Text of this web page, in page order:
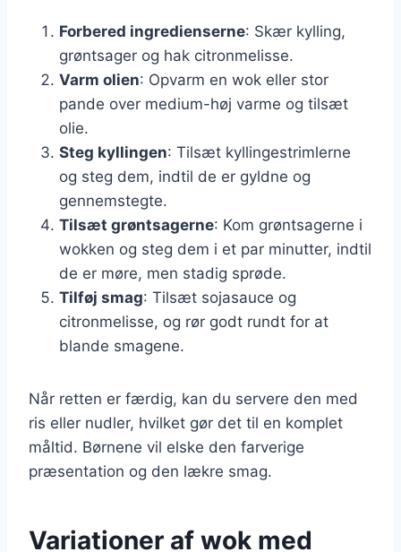
Forbered ingredienserne: Skær kylling,
grøntsager og hak citronmelisse.
Varm olien: Opvarm en wok eller stor
pande over medium-høj varme og tilsæt
olie.
Steg kyllingen: Tilsæt kyllingestrimlerne
og steg dem, indtil de er gyldne og
gennemstegte.
Tilsæt grøntsagerne: Kom grøntsagerne i
wokken og steg dem i et par minutter, indtil
de er møre, men stadig sprøde.
Tilføj smag: Tilsæt sojasauce og
citronmelisse, og rør godt rundt for at
blande smagene.
Når retten er færdig, kan du servere den med
ris eller nudler, hvilket gør det til en komplet
måltid. Børnene vil elske den farverige
præsentation og den lækre smag.
Variationer af wok med